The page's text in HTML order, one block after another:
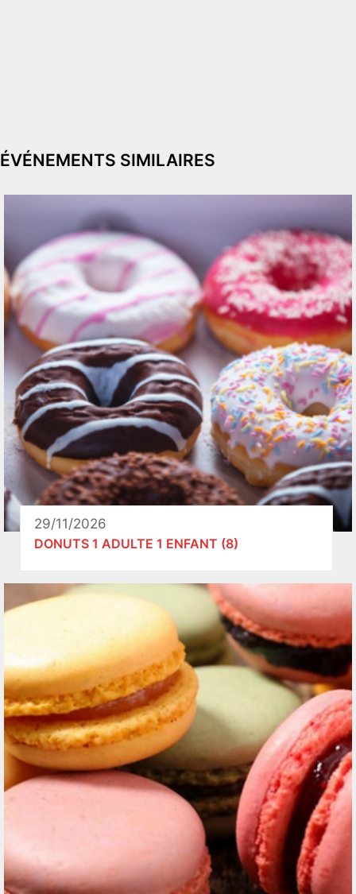
ÉVÉNEMENTS SIMILAIRES
29/11/2026
DONUTS 1 ADULTE 1 ENFANT (8)